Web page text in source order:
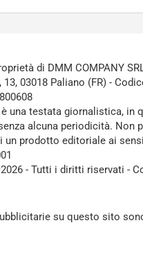
di DMM COMPANY
13, 03018 Paliano (FR) -
una testata giornalistica, in
alcuna periodicità. Non
un prodotto editoriale ai
- Tutti i diritti riservati -
su questo sito